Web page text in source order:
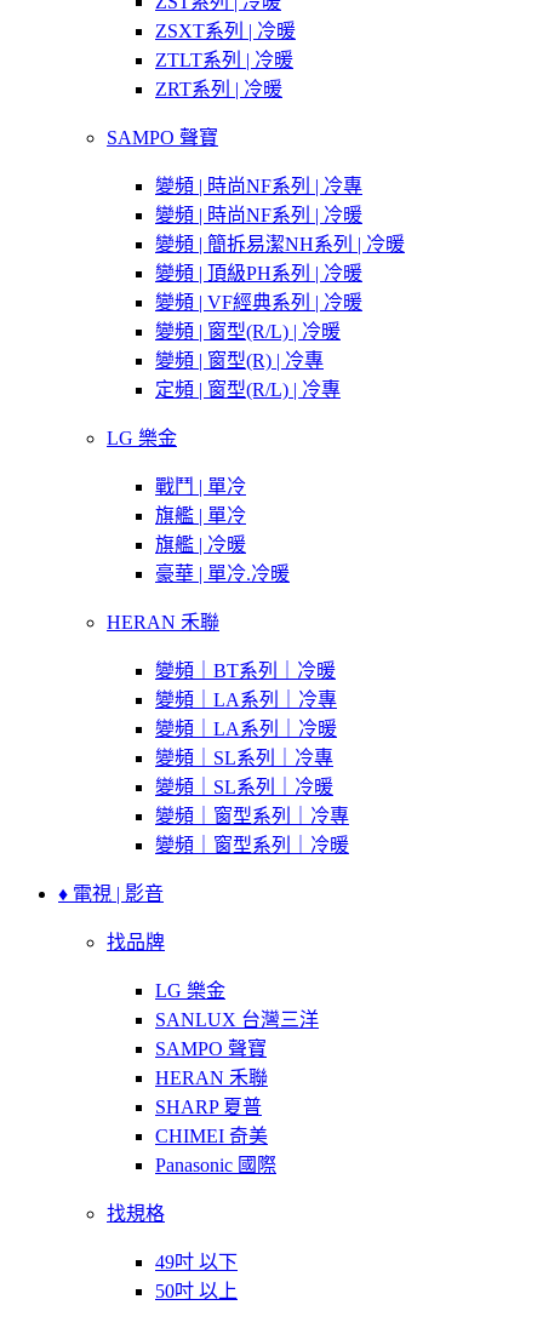
ZSXT系列 | 冷暖
ZTLT系列 | 冷暖
ZRT系列 | 冷暖
SAMPO 聲寶
變頻 | 時尚NF系列 | 冷專
變頻 | 時尚NF系列 | 冷暖
變頻 | 簡拆易潔NH系列 | 冷暖
變頻 | 頂級PH系列 | 冷暖
變頻 | VF經典系列 | 冷暖
變頻 | 窗型(R/L) | 冷暖
變頻 | 窗型(R) | 冷專
定頻 | 窗型(R/L) | 冷專
LG 樂金
戰鬥 | 單冷
旗艦 | 單冷
旗艦 | 冷暖
豪華 | 單冷.冷暖
HERAN 禾聯
變頻｜BT系列｜冷暖
變頻｜LA系列｜冷專
變頻｜LA系列｜冷暖
變頻｜SL系列｜冷專
變頻｜SL系列｜冷暖
變頻｜窗型系列｜冷專
變頻｜窗型系列｜冷暖
♦ 電視 | 影音
找品牌
LG 樂金
SANLUX 台灣三洋
SAMPO 聲寶
HERAN 禾聯
SHARP 夏普
CHIMEI 奇美
Panasonic 國際
找規格
49吋 以下
50吋 以上